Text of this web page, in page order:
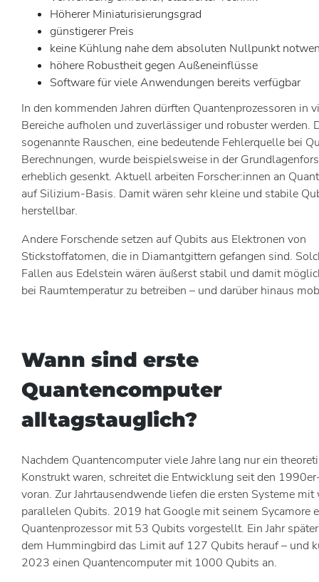
Höherer Miniaturisierungsgrad
günstigerer Preis
keine Kühlung nahe dem absoluten Nullpunkt
höhere Robustheit gegen Außeneinflüsse
Software für viele Anwendungen bereits verfügbar
In den kommenden Jahren dürften Quantenprozessoren in
Bereiche aufholen und zuverlässiger und robuster werden.
sogenannte Rauschen, eine bedeutende Fehlerquelle bei
Berechnungen, wurde beispielsweise in der
erheblich gesenkt. Aktuell arbeiten Forscher:innen an
auf Silizium-Basis. Damit wären sehr kleine und stabile
herstellbar.
Andere Forschende setzen auf Qubits aus Elektronen von
Stickstoffatomen, die in Diamantgittern gefangen sind.
Fallen aus Edelstein wären äußerst stabil und damit
bei Raumtemperatur zu betreiben – und darüber hinaus
Wann sind erste
Quantencomputer
alltagstauglich?
Nachdem Quantencomputer viele Jahre lang nur ein
Konstrukt waren, schreitet die Entwicklung seit den
voran. Zur Jahrtausendwende liefen die ersten Systeme mit
parallelen Qubits. 2019 hat Google mit seinem Sycamore
Quantenprozessor mit 53 Qubits vorgestellt. Ein Jahr
dem Hummingbird das Limit auf 127 Qubits herauf – und
2023 einen Quantencomputer mit 1000 Qubits an.